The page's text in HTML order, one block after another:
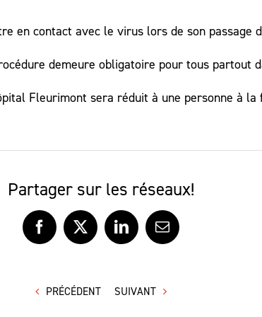
en contact avec le virus lors de son passage
demeure obligatoire pour tous partout
Fleurimont sera réduit à une personne à la
Partager sur les réseaux!
Facebook
X LinkedInCourriel
PRÉCÉDENT SUIVANT